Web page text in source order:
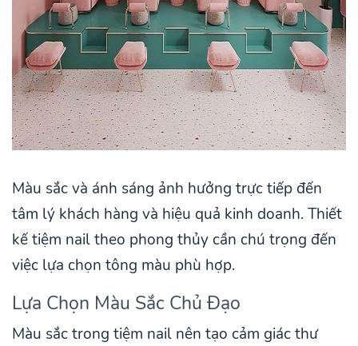
Màu sắc và ánh sáng ảnh hưởng trực tiếp đến
tâm lý khách hàng và hiệu quả kinh doanh. Thiết
kế tiệm nail theo phong thủy cần chú trọng đến
việc lựa chọn tông màu phù hợp.
Lựa Chọn Màu Sắc Chủ Đạo
Màu sắc trong tiệm nail nên tạo cảm giác thư